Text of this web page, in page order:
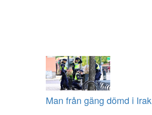
Man från gäng dömd i Irak